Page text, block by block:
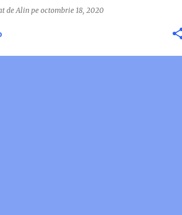
deAlin pe octombrie 18, 2020